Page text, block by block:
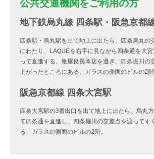
公共交通機関をご利用の方
地下鉄烏丸線 四条駅・阪急京都
四条駅・烏丸駅を出て地上に出たら、四条烏丸の
にわたり、LAQUEを右手に見ながら四条通を大
って直進する。亀屋良長本店を過ぎ、四条堀川の
上がったところにある、ガラスの側面のビルの2階
阪急京都線 四条大宮駅
四条大宮駅の3番出口を出て地上に出たら、烏丸
て四条通を直進し、四条堀川の交差点を渡ってす
る、ガラスの側面のビルの2階。